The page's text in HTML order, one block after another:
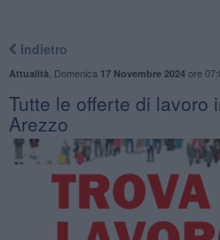
Indietro
Attualità Domenica 17 Novembre 2024ore
​Tutte le offerte di lavoro
Arezzo